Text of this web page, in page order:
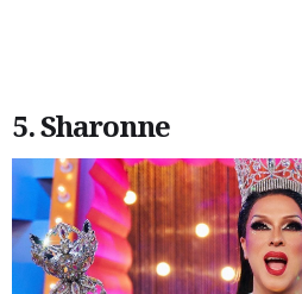
5. Sharonne